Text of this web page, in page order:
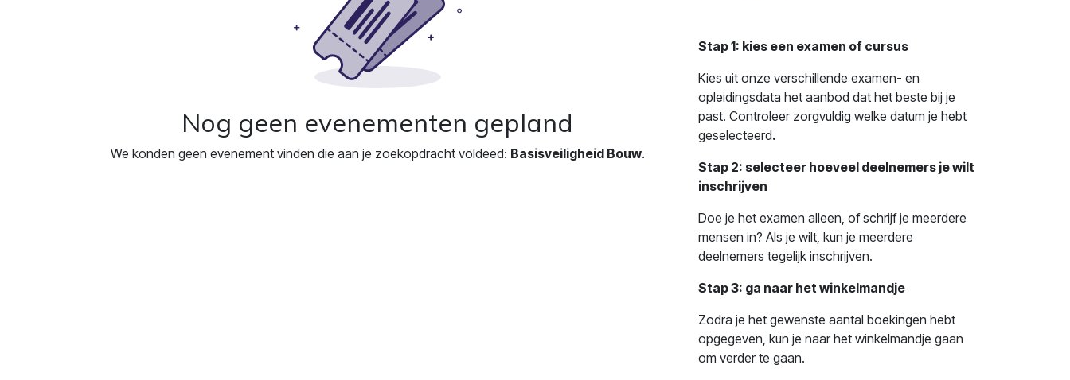
Nog geen evenementen gepland
We konden geen evenement vinden die aan je zoekopdracht voldeed: Basisveiligheid Bouw.
Stap 1: kies een examen of cursus
Kies uit onze verschillende examen- en
opleidingsdata het aanbod dat het beste bij je
past. Controleer zorgvuldig welke datum je hebt
geselecteerd.
Stap 2: selecteer hoeveel deelnemers je wilt
inschrijven
Doe je het examen alleen, of schrijf je meerdere
mensen in? Als je wilt, kun je meerdere
deelnemers tegelijk inschrijven.
Stap 3: ga naar het winkelmandje
Zodra je het gewenste aantal boekingen hebt
opgegeven, kun je naar het winkelmandje gaan
om verder te gaan.